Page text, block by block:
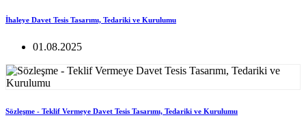
İhaleye Davet Tesis Tasarımı, Tedariki ve Kurulumu
01.08.2025
Sözleşme - Teklif Vermeye Davet Tesis Tasarımı, Tedariki ve Kurulumu